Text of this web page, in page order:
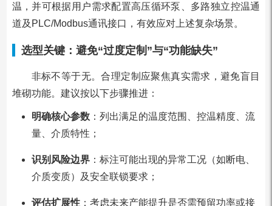
温，并可根据用户需求配置高压循环泵、多路独立控温通
道及PLC/Modbus通讯接口，有效应对上述复杂场景。
选型关键：避免“过度定制”与“功能缺失”
非标不等于无。合理定制应聚焦真实需求，避免盲目
堆砌功能。建议按以下步骤推进：
明确核心参数：列出满足的温度范围、控温精度、流
量、介质特性；
识别风险边界：标注可能出现的异常工况（如断电、
介质变质）及安全联锁要求；
评估扩展性：考虑未来产能提升是否需预留功率或接